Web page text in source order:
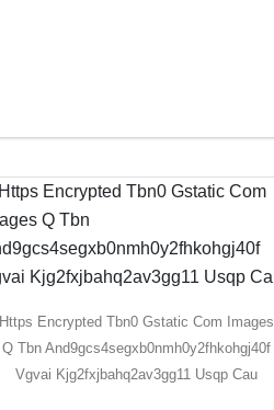
Https Encrypted Tbn0 Gstatic Com Images
Q Tbn And9gcs4segxb0nmh0y2fhkohgj40f
Vgvai Kjg2fxjbahq2av3gg11 Usqp Cau